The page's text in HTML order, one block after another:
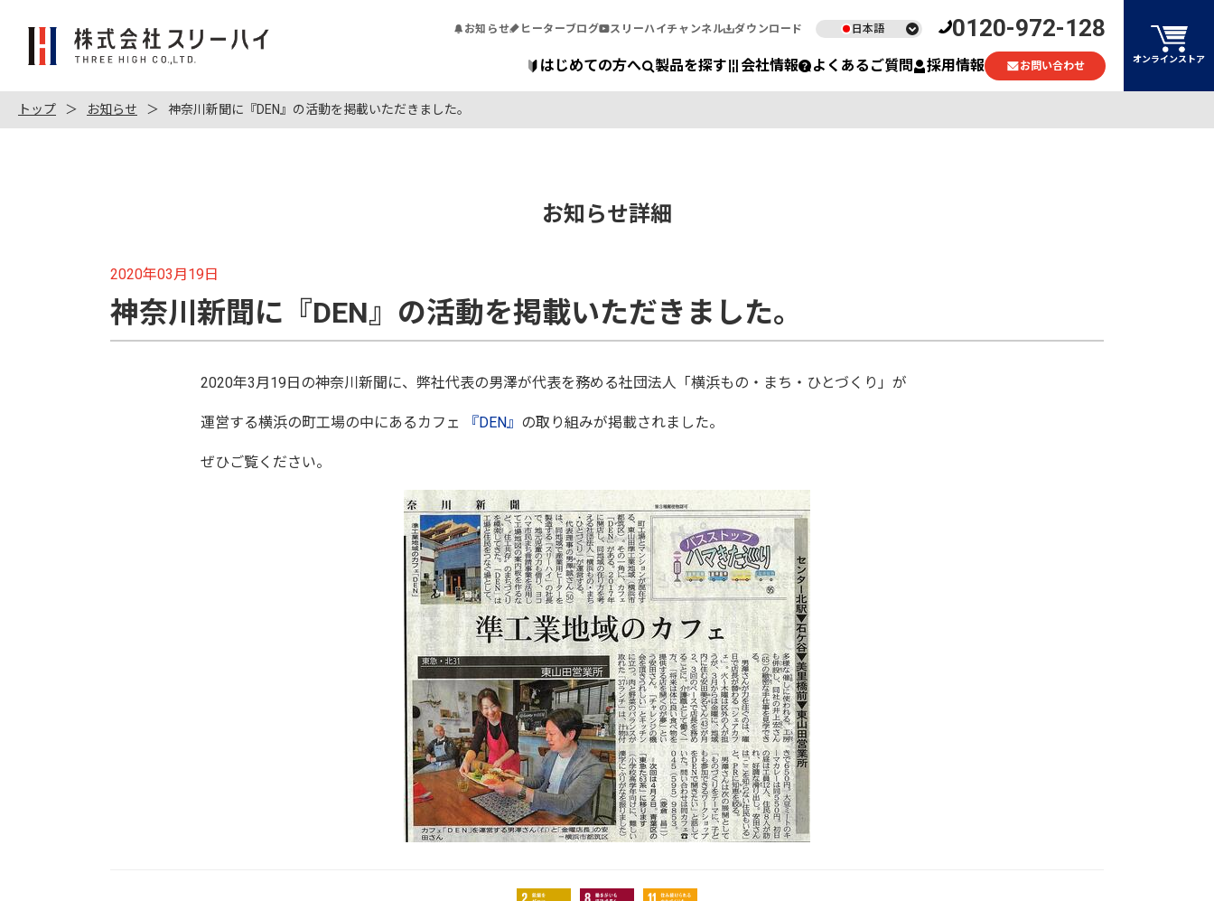
式
社
ス
はじめての方へ 製品を探す 会社情報 よくあるご質問 採用情報 お問い合わせ
お知らせ ヒーターブログ スリーハイチャンネル ダウンロード 0120-972-128
日本語
ไทย
オンラインストア
トップ お知らせ 神奈川新聞に『DEN』の活動を掲載いただきました。
お知らせ詳細
2020年03月19日
神奈川新聞に『DEN』の活動を掲載いただきました。
2020年3月19日の神奈川新聞に、弊社代表の男澤が代表を務める社団法人「横浜もの・まち・ひとづくり」が
運営する横浜の町工場の中にあるカフェ 『DEN』 の取り組みが掲載されました。
ぜひご覧ください。